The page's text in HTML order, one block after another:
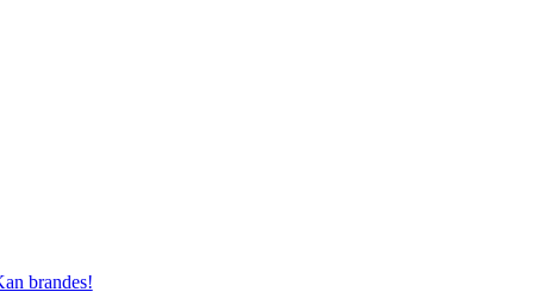
brandes!